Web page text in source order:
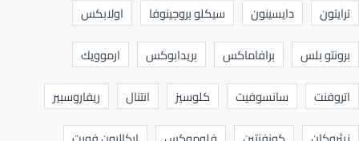
ترايتون
دايسينون سيكلو بروجينوفا
اولابكس
برونتو بلس
برافاماكس بريدابوكس
ارموويك
اتروفنت
سانسوفيت كلوسيز انتنال
ريفاروسبير